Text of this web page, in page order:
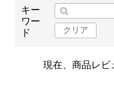
キー
ワー
ド
クリア
現在、商品レビ